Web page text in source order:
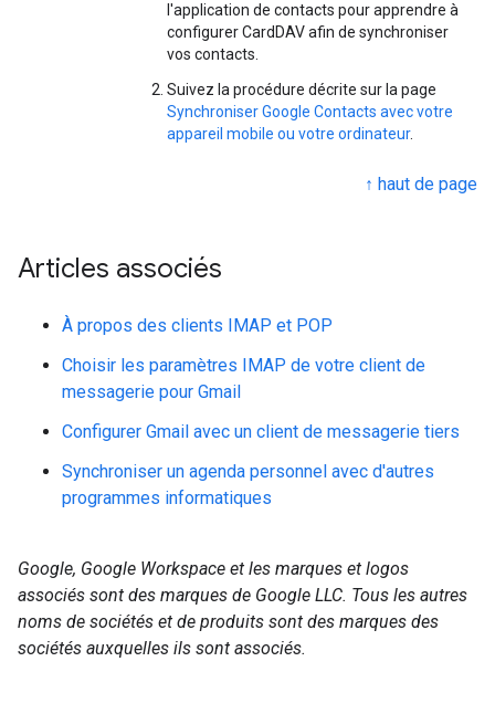
l'application de contacts pour apprendre à
configurer CardDAV afin de synchroniser
vos contacts.
Suivez la procédure décrite sur la page
Synchroniser Google Contacts avec votre
appareil mobile ou votre ordinateur.
↑ haut de page
Articles associés
À propos des clients IMAP et POP
Choisir les paramètres IMAP de votre client de
messagerie pour Gmail
Configurer Gmail avec un client de messagerie tiers
Synchroniser un agenda personnel avec d'autres
programmes informatiques
Google, Google Workspace et les marques et logos
associés sont des marques de Google LLC. Tous les autres
noms de sociétés et de produits sont des marques des
sociétés auxquelles ils sont associés.